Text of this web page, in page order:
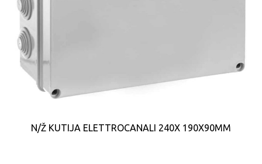
N/Ž KUTIJA ELETTROCANALI 240X 190X90MM